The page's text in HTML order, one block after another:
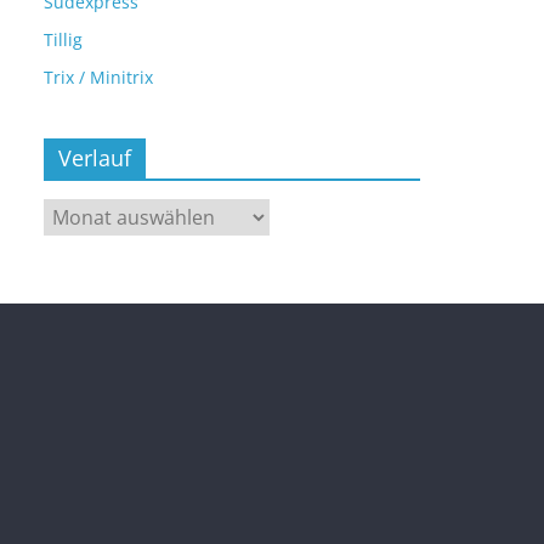
Tillig
Trix / Minitrix
Verlauf